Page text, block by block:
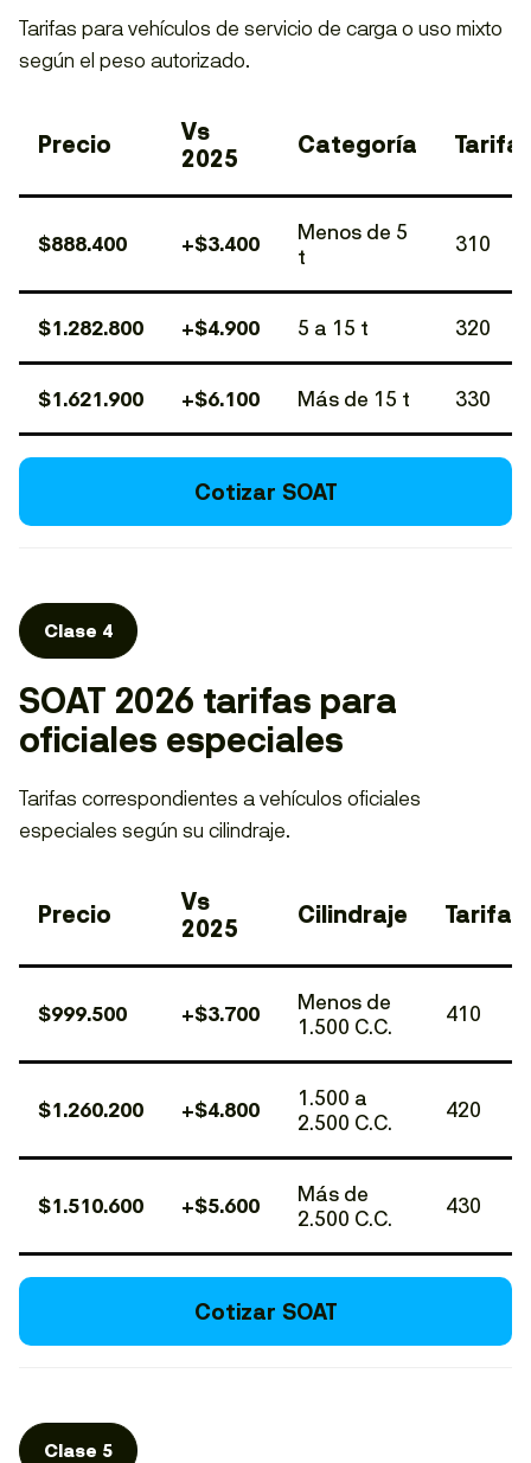
Tarifas para vehículos de servicio de carga o uso mixto
según el peso autorizado.
Precio
Vs
2025
Categoría Tarifa
$888.400 +$3.400
Menos de 5
t
310
$1.282.800 +$4.900 5 a 15 t 320
$1.621.900 +$6.100 Más de 15 t 330
Cotizar SOAT
Clase 4
SOAT 2026 tarifas para
oficiales especiales
Tarifas correspondientes a vehículos oficiales
especiales según su cilindraje.
Precio
Vs
2025
Cilindraje Tarifa
$999.500 +$3.700
Menos de
1.500 C.C.
410
$1.260.200 +$4.800
1.500 a
2.500 C.C.
420
$1.510.600 +$5.600
Más de
2.500 C.C.
430
Cotizar SOAT
Clase 5